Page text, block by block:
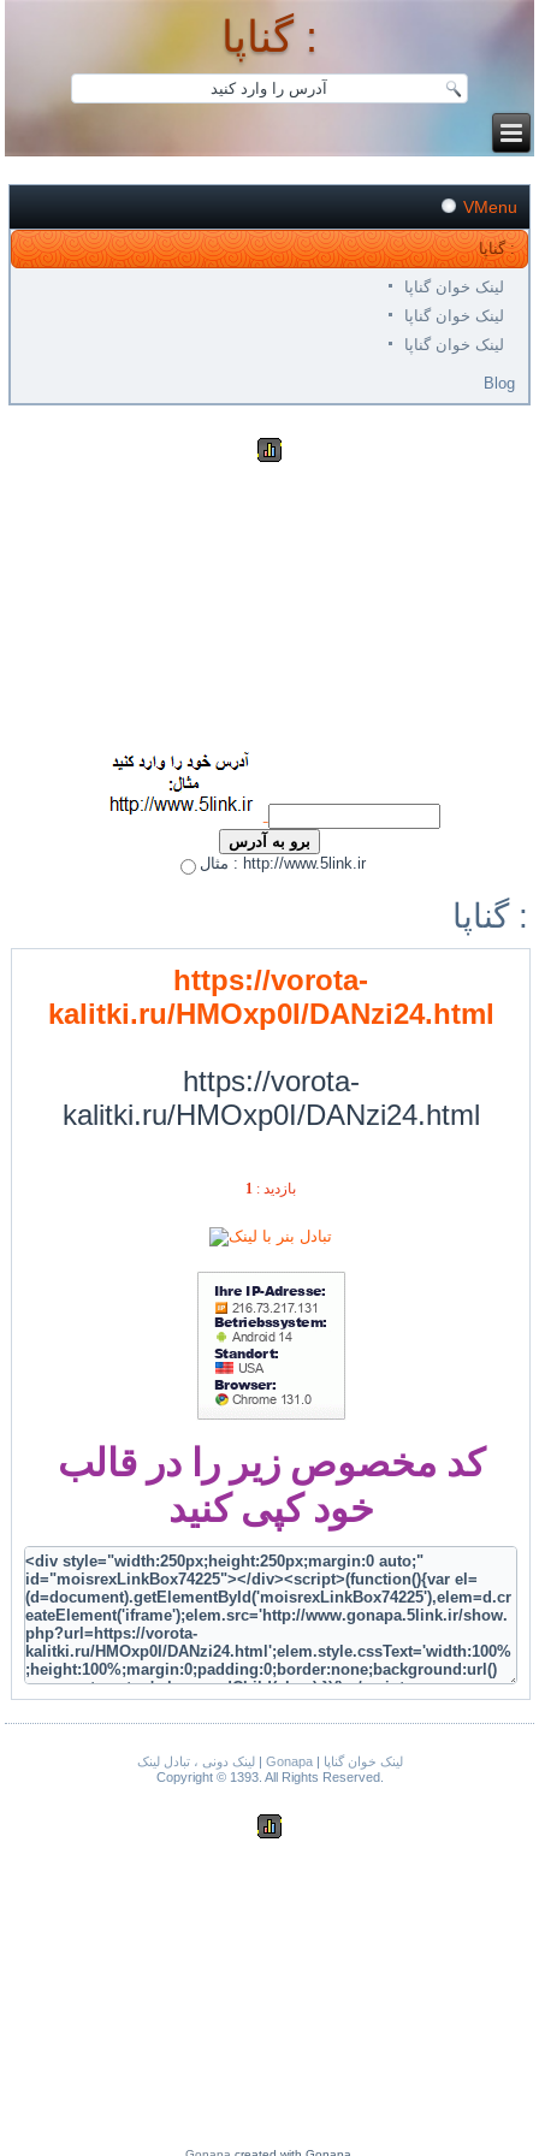
گناپا :
VMenu
گناپا :
لینک خوان گناپا
لینک خوان گناپا
لینک خوان گناپا
Blog
مثال : http://www.5link.ir
گناپا :
https://vorota-
kalitki.ru/HMOxp0I/DANzi24.html
https://vorota-
kalitki.ru/HMOxp0I/DANzi24.html
بازديد : 1
کد مخصوص زیر را در قالب
خود کپی کنید
لینک دونی ، تبادل لینک| Gonapa|
لینک خوان گناپا
Copyright © 1393. All Rights Reserved.